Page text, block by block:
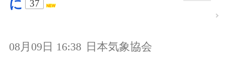
に
37
08月09日 16:38 日本気象協会